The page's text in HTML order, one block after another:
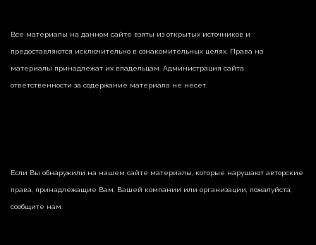
Все материалы на данном сайте взяты из открытых источников и
предоставляются исключительно в ознакомительных целях. Права на
материалы принадлежат их владельцам. Администрация сайта
ответственности за содержание материала не несет.
Если Вы обнаружили на нашем сайте материалы, которые нарушают авторские
права, принадлежащие Вам, Вашей компании или организации, пожалуйста,
сообщите нам.